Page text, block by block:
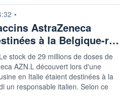
•
AstraZeneca
à la Belgique-r…
stock de 29 millions de doses de
AZN.L découvert lors d'une
en Italie étaient destinées à la
un responsable italien. Selon ce